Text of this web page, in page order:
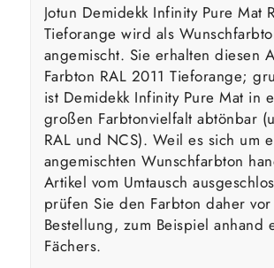
Jotun Demidekk Infinity Pure Mat
Tieforange wird als
angemischt. Sie erhalten diesen
Farbton RAL 2011 Tieforange;
ist Demidekk Infinity Pure Mat in
großen Farbtonvielfalt abtönbar
RAL und NCS). Weil es sich um
angemischten Wunschfarbton
Artikel vom Umtausch
prüfen Sie den Farbton daher
Bestellung, zum Beispiel anhand
Fächers.